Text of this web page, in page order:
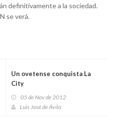
definitivamente a la sociedad.
se verá.
Un ovetense conquista La
City
05 de Nov de 2012
Luis José de Ávila